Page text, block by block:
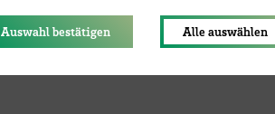
Auswahl bestätigen Alle auswählen